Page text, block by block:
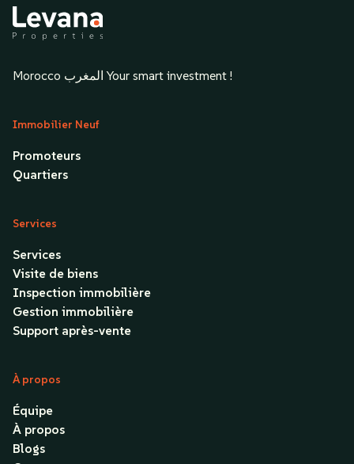
Morocco المغرب Your smart investment !
Immobilier Neuf
Promoteurs
Quartiers
Services
Services
Visite de biens
Inspection immobilière
Gestion immobilière
Support après-vente
À propos
Équipe
À propos
Blogs